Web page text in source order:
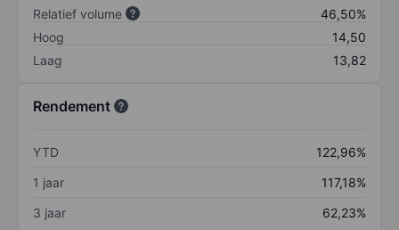
Relatief volume
46,50%
Hoog
14,50
Laag
13,82
Rendement
YTD
122,96%
1 jaar
117,18%
3 jaar
62,23%